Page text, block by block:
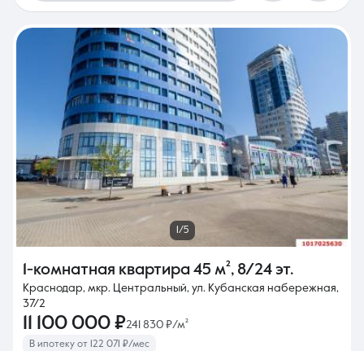
1/5
1-комнатная квартира 45 м², 8/24 эт.
Краснодар, мкр. Центральный, ул. Кубанская набережная,
37/2
11 100 000 ₽241 830 ₽/м²
В ипотеку от 122 071 ₽/мес